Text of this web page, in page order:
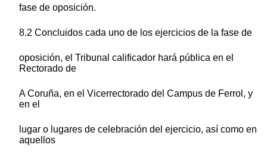
fase de oposición.
8.2 Concluidos cada uno de los ejercicios de la fase de
oposición, el Tribunal calificador hará pública en el
Rectorado de
A Coruña, en el Vicerrectorado del Campus de Ferrol, y
en el
lugar o lugares de celebración del ejercicio, así como en
aquellos